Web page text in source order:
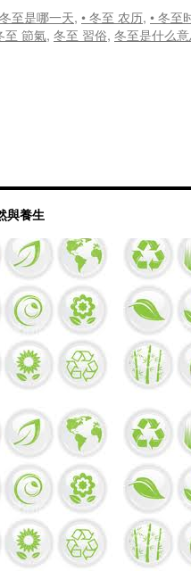
至是哪一天, • 冬至 农历, • 冬至
至 節氣, 冬至 習俗, 冬至是什么
與養生